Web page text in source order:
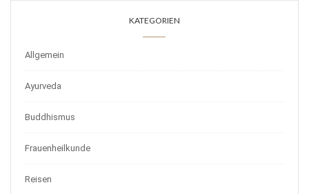
KATEGORIEN
Allgemein
Ayurveda
Buddhismus
Frauenheilkunde
Reisen